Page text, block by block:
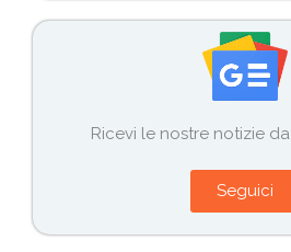
Ricevi le nostre notizie da
Seguici